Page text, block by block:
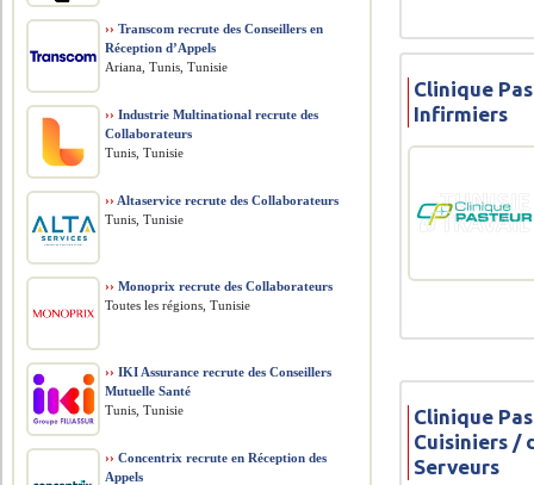
Clinique
Infirmiers
Clinique
Cuisiniers /
Serveurs
›› Transcom recrute des Conseillers en
Réception d’Appels
Ariana, Tunis, Tunisie
›› Industrie Multinational recrute des
Collaborateurs
Tunis, Tunisie
›› Altaservice recrute des Collaborateurs
Tunis, Tunisie
›› Monoprix recrute des Collaborateurs
Toutes les régions, Tunisie
›› IKI Assurance recrute des Conseillers
Mutuelle Santé
Tunis, Tunisie
›› Concentrix recrute en Réception des
Appels